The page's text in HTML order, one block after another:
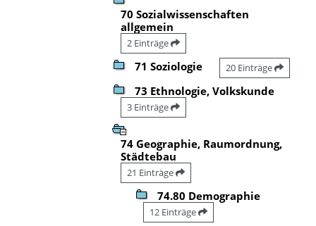
70 Sozialwissenschaften
allgemein
2 Einträge
71 Soziologie 20 Einträge
73 Ethnologie, Volkskunde
3 Einträge
74 Geographie, Raumordnung,
Städtebau
21 Einträge
74.80 Demographie
12 Einträge